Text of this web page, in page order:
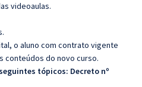
videoaulas.
o aluno com contrato vigente
conteúdos do novo curso.
tópicos: Decreto nº